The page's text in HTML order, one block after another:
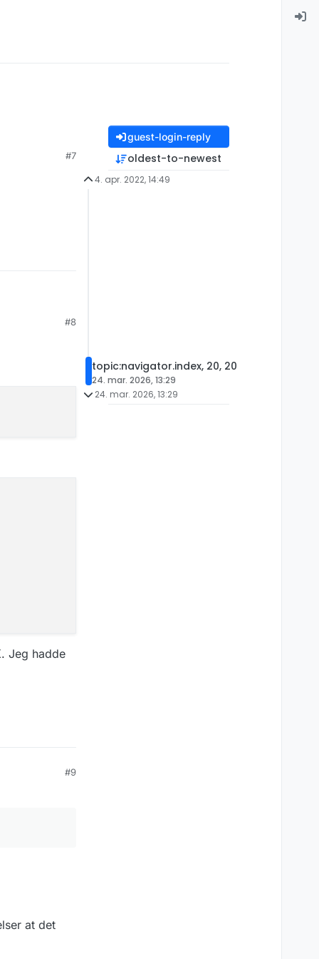
#7
#8
Jeg hadde
#9
at det
guest-login-reply
oldest-to-newest
4. apr. 2022, 14:49
topic:navigator.index, 20, 20
24. mar. 2026, 13:29
24. mar. 2026, 13:29